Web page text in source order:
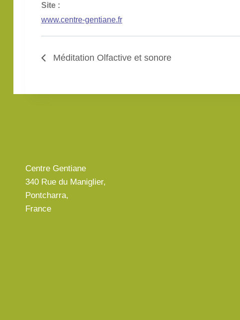
Site :
www.centre-gentiane.fr
Méditation Olfactive et sonore
Centre Gentiane
340 Rue du Maniglier,
Pontcharra,
France